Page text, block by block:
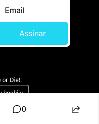
Assinar
or Die!.
beehiiv
0